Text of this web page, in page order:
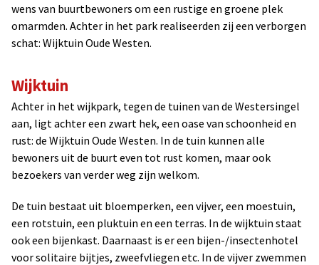
wens van buurtbewoners om een rustige en groene plek
omarmden. Achter in het park realiseerden zij een verborgen
schat: Wijktuin Oude Westen.
Wijktuin
Achter in het wijkpark, tegen de tuinen van de Westersingel
aan, ligt achter een zwart hek, een oase van schoonheid en
rust: de Wijktuin Oude Westen. In de tuin kunnen alle
bewoners uit de buurt even tot rust komen, maar ook
bezoekers van verder weg zijn welkom.
De tuin bestaat uit bloemperken, een vijver, een moestuin,
een rotstuin, een pluktuin en een terras. In de wijktuin staat
ook een bijenkast. Daarnaast is er een bijen-/insectenhotel
voor solitaire bijtjes, zweefvliegen etc. In de vijver zwemmen